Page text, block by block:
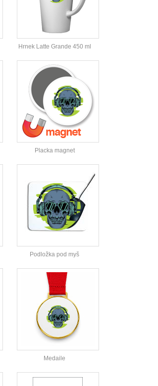
Hrnek Latte Grande 450 ml
Placka magnet
Podložka pod myš
Medaile